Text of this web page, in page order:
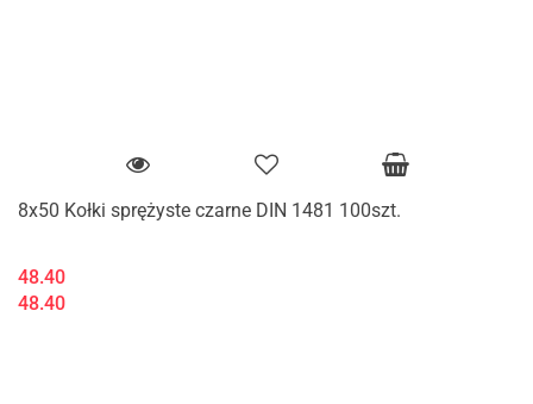
8x50 Kołki sprężyste czarne DIN 1481 100szt.
48.40
48.40